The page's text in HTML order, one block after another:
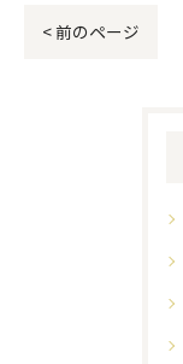
< 前のページ